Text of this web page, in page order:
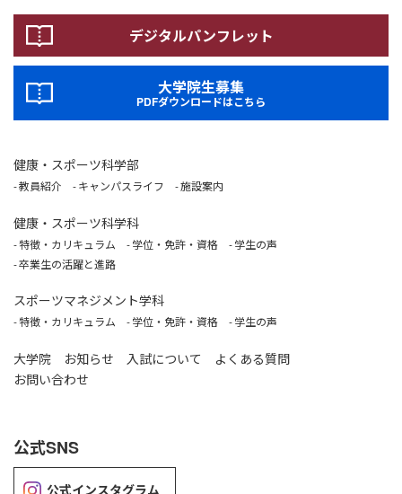
デジタルパンフレット
大学院生募集
PDFダウンロードはこちら
健康・スポーツ科学部
教員紹介 キャンパスライフ 施設案内
健康・スポーツ科学科
特徴・カリキュラム 学位・免許・資格
学生の声
卒業生の活躍と進路
スポーツマネジメント学科
特徴・カリキュラム 学位・免許・資格 学生の声
大学院 お知らせ 入試について
よくある質問
お問い合わせ
公式SNS
公式インスタグラム